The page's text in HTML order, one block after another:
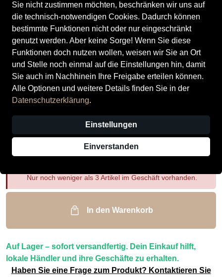
Sie nicht zustimmen möchten, beschränken wir uns auf
die technisch-notwendigen Cookies. Dadurch können
bestimmte Funktionen nicht oder nur eingeschränkt
genutzt werden. Aber keine Sorge! Wenn Sie diese
Funktionen doch nutzen wollen, weisen wir Sie an Ort
und Stelle noch einmal auf die Einstellungen hin, damit
Sie auch im Nachhinein Ihre Freigabe erteilen können.
Alle Optionen und weitere Details finden Sie in der
Datenschutzerklärung.
Einstellungen
Einverstanden
Gabor Damenschuhe Schnürstiefel
mohair(panna)
Preis
95,00 € inkl. MwSt.,zzgl. Versandkosten
Nur noch weniger als 3 Artikel im Geschäft vorhanden.
In den Warenkorb
Auf Lager – sofort versandfertig. Dein Einkauf hilft,
lokale Händler und ihre Geschäfte zu erhalten.
Haben Sie eine Frage zum Produkt? Kontaktieren Sie